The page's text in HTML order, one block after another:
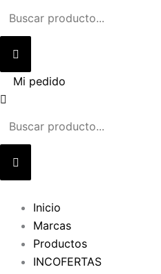
Mi pedido
Inicio
Marcas
Productos
INCOFERTAS